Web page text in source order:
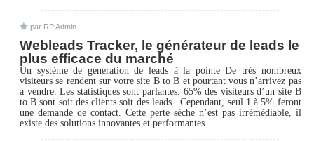
par RP Admin
Webleads Tracker, le générateur de leads le
plus efficace du marché
Un système de génération de leads à la pointe De très nombreux
visiteurs se rendent sur votre site B to B et pourtant vous n’arrivez pas
à vendre. Les statistiques sont parlantes. 65% des visiteurs d’un site B
to B sont soit des clients soit des leads . Cependant, seul 1 à 5% feront
une demande de contact. Cette perte sèche n’est pas irrémédiable, il
existe des solutions innovantes et performantes.